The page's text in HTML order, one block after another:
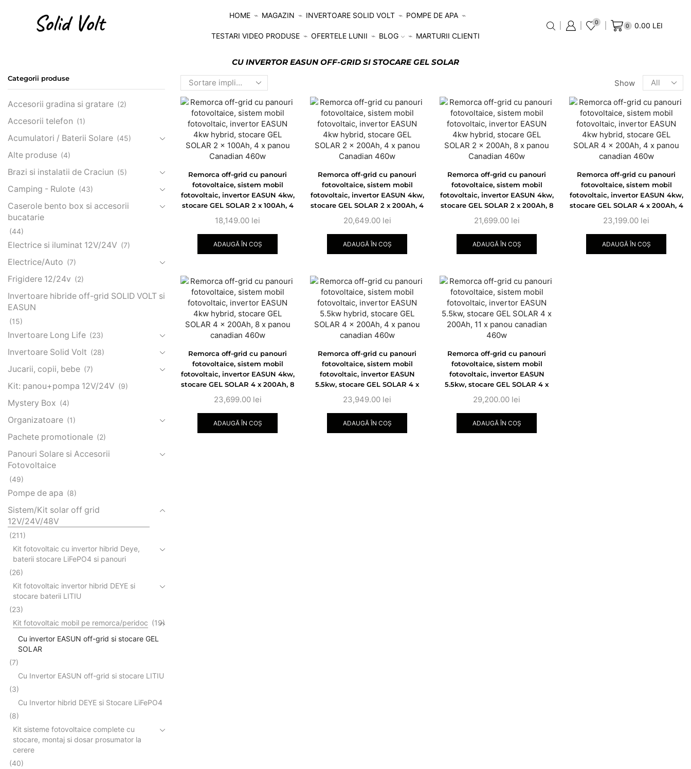
HOME MAGAZIN INVERTOARE SOLID VOLT POMPE DE APA
TESTARI VIDEO PRODUSE OFERTELE LUNII BLOG MARTURII CLIENTI
0
0 0.00 LEI
CU INVERTOR EASUN OFF-GRID SI STOCARE GEL SOLAR
Show
Remorca off-grid cu panouri
fotovoltaice, sistem mobil
fotovoltaic, invertor EASUN 4kw,
stocare GEL SOLAR 2 x 100Ah, 4
x panou Canadian 460w
18,149.00 lei
ADAUGĂ ÎN COȘ
Remorca off-grid cu panouri
fotovoltaice, sistem mobil
fotovoltaic, invertor EASUN 4kw,
stocare GEL SOLAR 2 x 200Ah, 4
x panou Canadian 460w
20,649.00 lei
ADAUGĂ ÎN COȘ
Remorca off-grid cu panouri
fotovoltaice, sistem mobil
fotovoltaic, invertor EASUN 4kw,
stocare GEL SOLAR 2 x 200Ah, 8
x panou Canadian 460w
21,699.00 lei
ADAUGĂ ÎN COȘ
Remorca off-grid cu panouri
fotovoltaice, sistem mobil
fotovoltaic, invertor EASUN 4kw,
stocare GEL SOLAR 4 x 200Ah, 4
x panou canadian 460w
23,199.00 lei
ADAUGĂ ÎN COȘ
Remorca off-grid cu panouri
fotovoltaice, sistem mobil
fotovoltaic, invertor EASUN 4kw,
stocare GEL SOLAR 4 x 200Ah, 8
x panou canadian 460w
23,699.00 lei
ADAUGĂ ÎN COȘ
Remorca off-grid cu panouri
fotovoltaice, sistem mobil
fotovoltaic, invertor EASUN
5.5kw, stocare GEL SOLAR 4 x
200Ah, 4 x panou canadian
23,949.00 lei
ADAUGĂ ÎN COȘ
Remorca off-grid cu panouri
fotovoltaice, sistem mobil
fotovoltaic, invertor EASUN
5.5kw, stocare GEL SOLAR 4 x
200Ah, 11 x panou canadian
29,200.00 lei
ADAUGĂ ÎN COȘ
Categorii produse
Accesorii gradina si gratare (2)
Accesorii telefon (1)
Acumulatori / Baterii Solare (45)
Alte produse (4)
Brazi si instalatii de Craciun (5)
Camping - Rulote (43)
Caserole bento box si accesorii
bucatarie
(44)
Electrice si iluminat 12V/24V (7)
Electrice/Auto (7)
Frigidere 12/24v (2)
Invertoare hibride off-grid SOLID VOLT si
EASUN
(15)
Invertoare Long Life (23)
Invertoare Solid Volt (28)
Jucarii, copii, bebe (7)
Kit: panou+pompa 12V/24V (9)
Mystery Box (4)
Organizatoare (1)
Pachete promotionale (2)
Panouri Solare si Accesorii
Fotovoltaice
(49)
Pompe de apa (8)
Sistem/Kit solar off grid
12V/24V/48V
(211)
Kit fotovoltaic cu invertor hibrid Deye,
baterii stocare LiFePO4 si panouri
(26)
Kit fotovoltaic invertor hibrid DEYE si
stocare baterii LITIU
(23)
Kit fotovoltaic mobil pe remorca/peridoc (19)
Cu invertor EASUN off-grid si stocare GEL
SOLAR
(7)
Cu Invertor EASUN off-grid si stocare LITIU
(3)
Cu Invertor hibrid DEYE si Stocare LiFePO4
(8)
Kit sisteme fotovoltaice complete cu
stocare, montaj si dosar prosumator la
cerere
(40)